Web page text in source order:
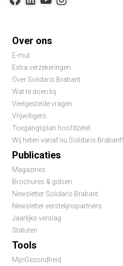
Footer-
menu
Over ons
E-mut
Extra verzekeringen
Over Solidaris Brabant
Wat te doen bij
Veelgestelde vragen
Vrijwilligers
Toegangsplan hoofdzetel
Wij heten vanaf nu Solidaris Brabant!
Publicaties
Magazines
Brochures & gidsen
Newsletter Solidaris Brabant
Newsletter eerstelijnspartners
Jaarlijks verslag
Statuten
Tools
MijnGezondheid